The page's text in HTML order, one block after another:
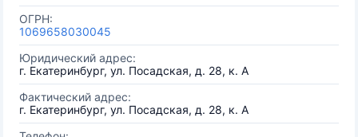
ОГРН:
1069658030045
Юридический адрес:
г. Екатеринбург, ул. Посадская, д. 28, к. А
Фактический адрес:
г. Екатеринбург, ул. Посадская, д. 28, к. А